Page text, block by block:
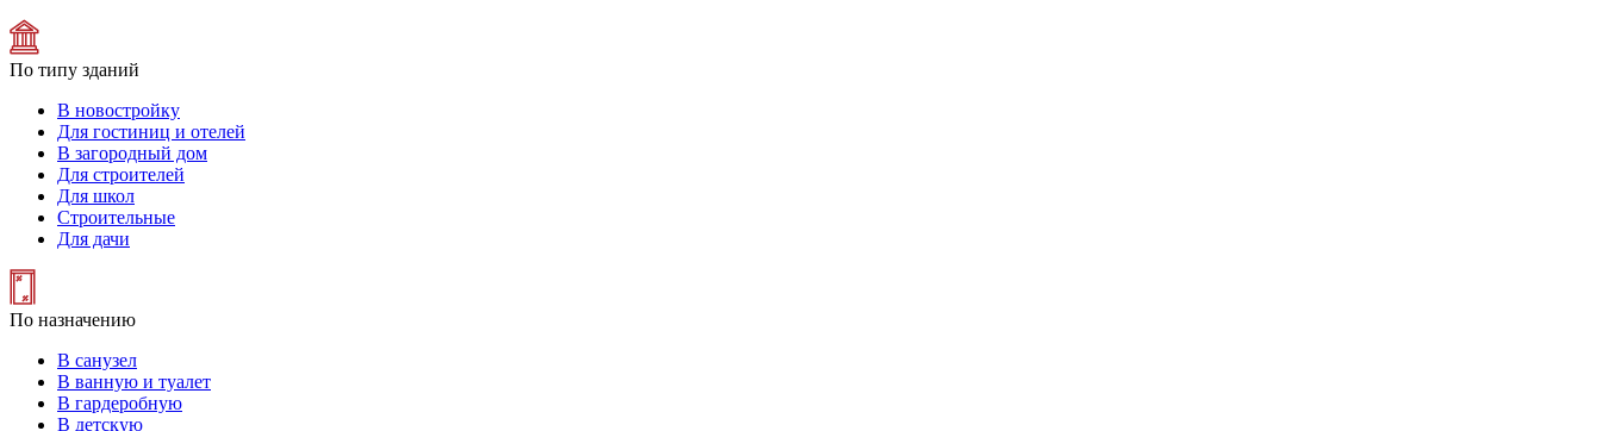
По типу зданий
В новостройку
Для гостиниц и отелей
В загородный дом
Для строителей
Для школ
Строительные
Для дачи
По назначению
В санузел
В ванную и туалет
В гардеробную
В детскую